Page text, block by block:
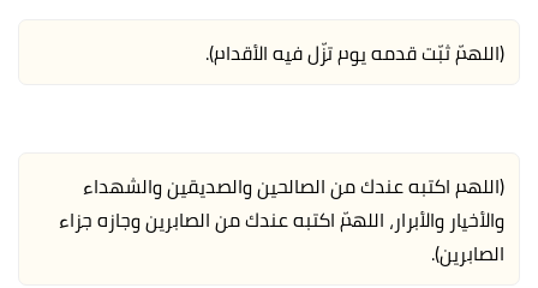
(اللهمّ ثبّت قدمه يوم تزّل فيه الأقدام).
(اللهم اكتبه عندك من الصالحين والصديقين والشهداء
والأخيار والأبرار، اللهمّ اكتبه عندك من الصابرين وجازه جزاء
الصابرين).